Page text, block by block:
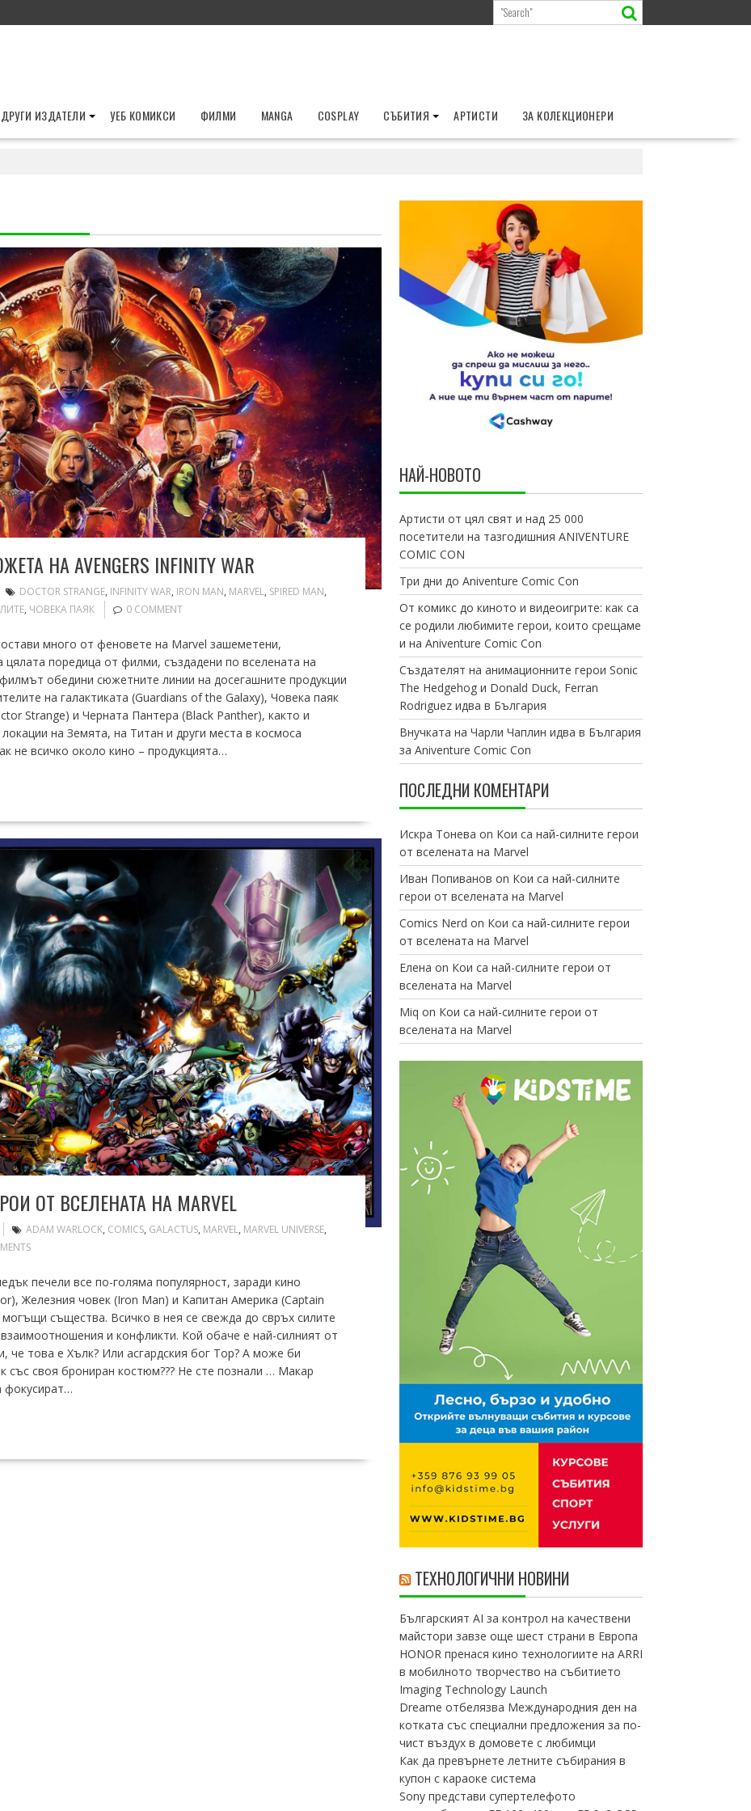
ДРУГИ ИЗДАТЕЛИ УЕБ КОМИКСИ ФИЛМИ MANGA COSPLAY СЪБИТИЯ АРТИСТИ ЗА КОЛЕКЦИОНЕРИ
НА AVENGERS INFINITY WAR
DOCTOR STRANGE, INFINITY WAR, IRON MAN, MARVEL, SPIRED MAN,
, ЧОВЕКА ПАЯК 0 COMMENT
много от феновете на Marvel зашеметени,
поредица от филми, създадени по вселената на
обедини сюжетните линии на досегашните продукции
на галактиката (Guardians of the Galaxy), Човека паяк
Strange) и Черната Пантера (Black Panther), както и
на Земята, на Титан и други места в космоса
не всичко около кино – продукцията…
ОТ ВСЕЛЕНАТА НА MARVEL
ADAM WARLOCK, COMICS, GALACTUS, MARVEL, MARVEL UNIVERSE,
печели все по-голяма популярност, заради кино
Железния човек (Iron Man) и Капитан Америка (Captain
същества. Всичко в нея се свежда до свръх силите
и конфликти. Кой обаче е най-силният от
че това е Хълк? Или асгардския бог Тор? А може би
със своя брониран костюм??? Не сте познали … Макар
фокусират…
НАЙ-НОВОТО
Артисти от цял свят и над 25 000
посетители на тазгодишния ANIVENTURE
COMIC CON
Три дни до Aniventure Comic Con
От комикс до киното и видеоигрите: как са
се родили любимите герои, които срещаме
и на Aniventure Comic Con
Създателят на анимационните герои Sonic
The Hedgehog и Donald Duck, Ferran
Rodriguez идва в България
Внучката на Чарли Чаплин идва в България
за Aniventure Comic Con
ПОСЛЕДНИ КОМЕНТАРИ
Искра Тонева on Кои са най-силните герои
от вселената на Marvel
Иван Попиванов on Кои са най-силните
герои от вселената на Marvel
Comics Nerd on Кои са най-силните герои
от вселената на Marvel
Елена on Кои са най-силните герои от
вселената на Marvel
Miq on Кои са най-силните герои от
вселената на Marvel
ТЕХНОЛОГИЧНИ НОВИНИ
Българският AI за контрол на качествени
майстори завзе още шест страни в Европа
HONOR пренася кино технологиите на ARRI
в мобилното творчество на събитието
Imaging Technology Launch
Dreame отбелязва Международния ден на
котката със специални предложения за по-
чист въздух в домовете с любимци
Как да превърнете летните събирания в
купон с караоке система
Sony представи супертелефото